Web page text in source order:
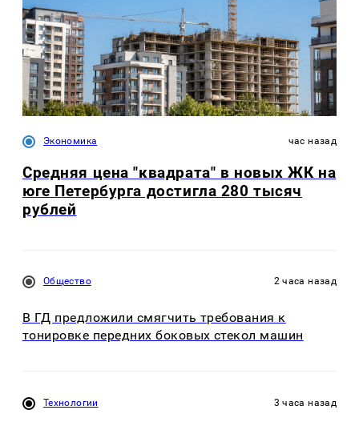
Экономика час назад
Средняя цена "квадрата" в новых ЖК на
юге Петербурга достигла 280 тысяч
рублей
Общество 2 часа назад
В ГД предложили смягчить требования к
тонировке передних боковых стекол машин
Технологии 3 часа назад